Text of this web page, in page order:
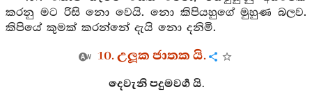
කරනු මට රිසි නො වෙයි. නො කිපියහුගේ මුහුණ බලව.
කිපියේ කුමක් කරන්නේ දැයි නො දනිමි.
10. උලූක ජාතක යි.
දෙවැනි පදුමවර්‍ග යි.